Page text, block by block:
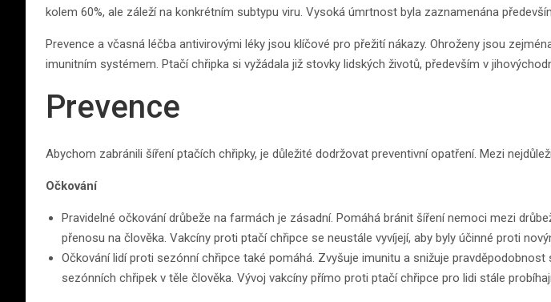
kolem 60%, ale záleží na konkrétním subtypu viru. Vysoká úmrtnost byla zaznamenána
Prevence a včasná léčba antivirovými léky jsou klíčové pro přežití nákazy. Ohroženy jsou
imunitním systémem. Ptačí chřipka si vyžádala již stovky lidských životů, především v
Prevence
Abychom zabránili šíření ptačích chřipky, je důležité dodržovat preventivní opatření. Mezi
Očkování
Pravidelné očkování drůbeže na farmách je zásadní. Pomáhá bránit šíření nemoci mezi
přenosu na člověka. Vakcíny proti ptačí chřipce se neustále vyvíjejí, aby byly účinné proti
Očkování lidí proti sezónní chřipce také pomáhá. Zvyšuje imunitu a snižuje pravděpodobnost
sezónních chřipek v těle člověka. Vývoj vakcíny přímo proti ptačí chřipce pro lidi stále